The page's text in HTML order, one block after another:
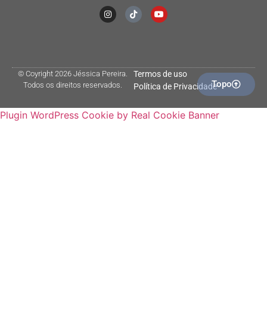
© Coyright 2026 Jéssica Pereira.
Todos os direitos reservados.
Termos de uso
Política de PrivacidadeTopo
Plugin WordPress Cookie by Real Cookie Banner